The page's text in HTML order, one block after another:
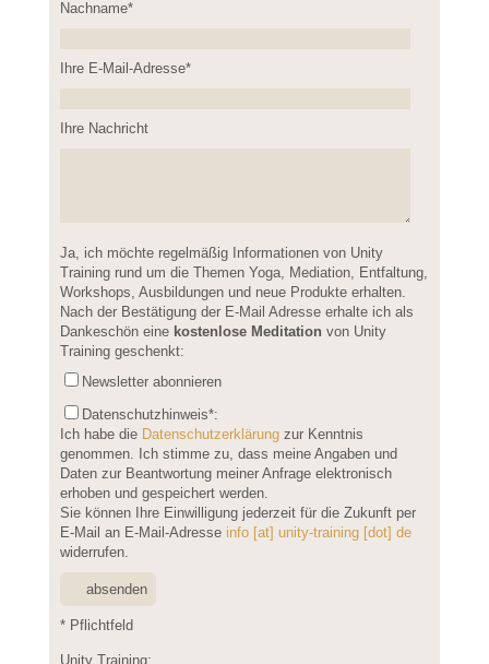
Nachname*
Please leave this field empty.
Ihre E-Mail-Adresse*
Ihre Nachricht
Please leave this field empty.
Ja, ich möchte regelmäßig Informationen von Unity
Training rund um die Themen Yoga, Mediation, Entfaltung,
Workshops, Ausbildungen und neue Produkte erhalten.
Nach der Bestätigung der E-Mail Adresse erhalte ich als
Dankeschön eine kostenlose Meditation von Unity
Training geschenkt:
Newsletter abonnieren
Datenschutzhinweis*:
Ich habe die Datenschutzerklärungzur Kenntnis
genommen. Ich stimme zu, dass meine Angaben und
Daten zur Beantwortung meiner Anfrage elektronisch
erhoben und gespeichert werden.
Sie können Ihre Einwilligung jederzeit für die Zukunft per
E-Mail an E-Mail-Adresse info [at] unity-training [dot] de
widerrufen.
* Pflichtfeld
Unity Training: